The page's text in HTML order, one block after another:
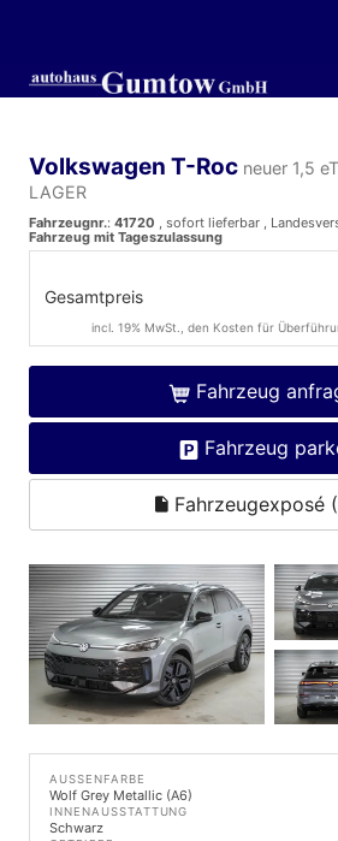
Volkswagen T-Roc neuer 1,5
LAGER
Fahrzeugnr.: 41720 , sofort lieferbar ,
Fahrzeug mit Tageszulassung
Gesamtpreis
incl. 19% MwSt., den Kosten für
Fahrzeug
Fahrzeug
Fahrzeugexposé
AUSSENFARBE
Wolf Grey Metallic (A6)
INNENAUSSTATTUNG
Schwarz